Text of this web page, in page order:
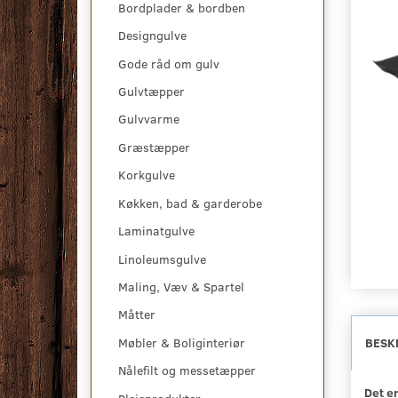
Bordplader & bordben
Designgulve
Gode råd om gulv
Gulvtæpper
Gulvvarme
Græstæpper
Korkgulve
Køkken, bad & garderobe
Laminatgulve
Linoleumsgulve
Maling, Væv & Spartel
Måtter
Møbler & Boliginteriør
Nålefilt og messetæpper
Det